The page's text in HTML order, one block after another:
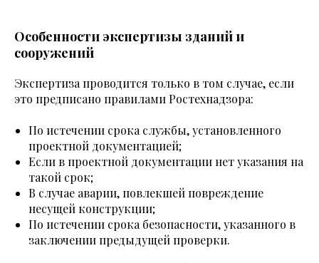
Особенности экспертизы зданий и
сооружений
Экспертиза проводится только в том случае, если
это предписано правилами Ростехнадзора:
По истечении срока службы, установленного
проектной документацией;
Если в проектной документации нет указания на
такой срок;
В случае аварии, повлекшей повреждение
несущей конструкции;
По истечении срока безопасности, указанного в
заключении предыдущей проверки.